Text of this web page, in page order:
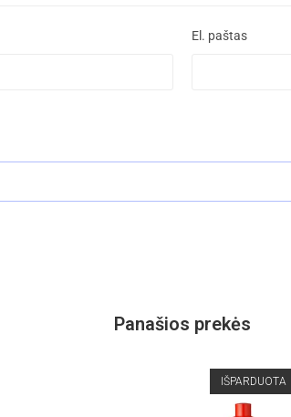
El. paštas
Panašios prekės
IŠPARDUOTA